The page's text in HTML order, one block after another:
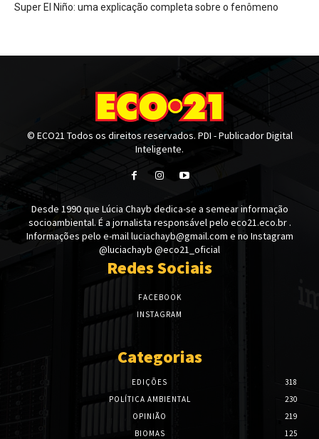
Super El Niño: uma explicação completa sobre o fenômeno
© ECO21 Todos os direitos reservados. PDI - Publicador Digital
Inteligente.
Desde 1990 que Lúcia Chayb dedica-se a semear informação
socioambiental. É a jornalista responsável pelo eco21.eco.br .
Informações pelo e-mail luciachayb@gmail.com e no Instagram
@luciachayb @eco21_oficial
Redes Sociais
FACEBOOK
INSTAGRAM
Categorias
EDIÇÕES
318
POLÍTICA AMBIENTAL
230
OPINIÃO
219
BIOMAS
125